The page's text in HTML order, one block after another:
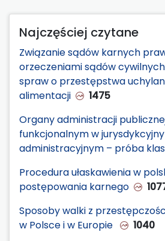
Najczęściej czytane
Związanie sądów karnych
orzeczeniami sądów
spraw o przestępstwa
alimentacji
1475
Organy administracji
funkcjonalnym w
administracyjnym – próba
Procedura ułaskawienia w
postępowania karnego
Sposoby walki z
w Polsce i w Europie
1040